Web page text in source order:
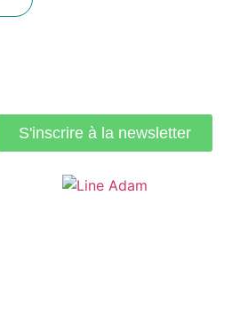
S'inscrire à la newsletter